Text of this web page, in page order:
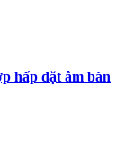
hấp đặt âm bàn